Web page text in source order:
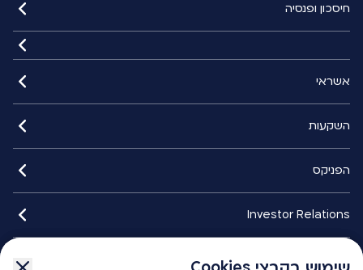
חיסכון ופנסיה
אשראי
השקעות
הפניקס
Investor Relations